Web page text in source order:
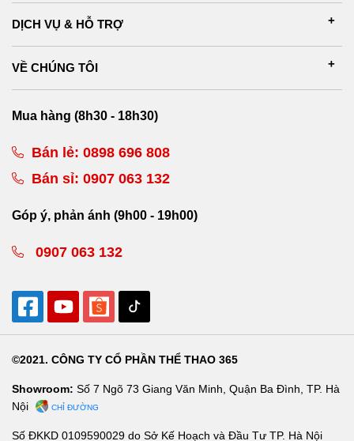
DỊCH VỤ & HỖ TRỢ
VỀ CHÚNG TÔI
Mua hàng (8h30 - 18h30)
Bán lẻ: 0898 696 808
Bán sỉ: 0907 063 132
Góp ý, phản ánh (9h00 - 19h00)
0907 063 132
©2021. CÔNG TY CỔ PHẦN THỂ THAO 365
Showroom: Số 7 Ngõ 73 Giang Văn Minh, Quận Ba Đình, TP. Hà
Nội
CHỈ ĐƯỜNG
Số ĐKKD 0109590029 do Sở Kế Hoạch và Đầu Tư TP. Hà Nội